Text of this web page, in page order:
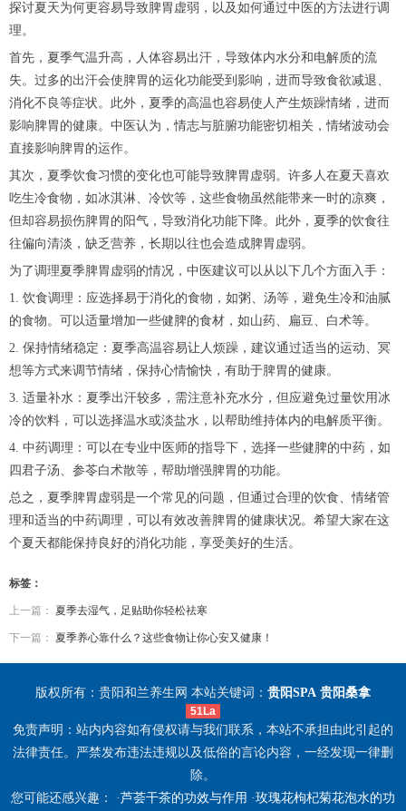
探讨夏天为何更容易导致脾胃虚弱，以及如何通过中医的方法进行调
理。
首先，夏季气温升高，人体容易出汗，导致体内水分和电解质的流
失。过多的出汗会使脾胃的运化功能受到影响，进而导致食欲减退、
消化不良等症状。此外，夏季的高温也容易使人产生烦躁情绪，进而
影响脾胃的健康。中医认为，情志与脏腑功能密切相关，情绪波动会
直接影响脾胃的运作。
其次，夏季饮食习惯的变化也可能导致脾胃虚弱。许多人在夏天喜欢
吃生冷食物，如冰淇淋、冷饮等，这些食物虽然能带来一时的凉爽，
但却容易损伤脾胃的阳气，导致消化功能下降。此外，夏季的饮食往
往偏向清淡，缺乏营养，长期以往也会造成脾胃虚弱。
为了调理夏季脾胃虚弱的情况，中医建议可以从以下几个方面入手：
1. 饮食调理：应选择易于消化的食物，如粥、汤等，避免生冷和油腻
的食物。可以适量增加一些健脾的食材，如山药、扁豆、白术等。
2. 保持情绪稳定：夏季高温容易让人烦躁，建议通过适当的运动、冥
想等方式来调节情绪，保持心情愉快，有助于脾胃的健康。
3. 适量补水：夏季出汗较多，需注意补充水分，但应避免过量饮用冰
冷的饮料，可以选择温水或淡盐水，以帮助维持体内的电解质平衡。
4. 中药调理：可以在专业中医师的指导下，选择一些健脾的中药，如
四君子汤、参苓白术散等，帮助增强脾胃的功能。
总之，夏季脾胃虚弱是一个常见的问题，但通过合理的饮食、情绪管
理和适当的中药调理，可以有效改善脾胃的健康状况。希望大家在这
个夏天都能保持良好的消化功能，享受美好的生活。
标签：
上一篇： 夏季去湿气，足贴助你轻松祛寒
下一篇： 夏季养心靠什么？这些食物让你心安又健康！
版权所有：贵阳和兰养生网 本站关键词： 贵阳SPA 贵阳桑拿
51La
免责声明：站内内容如有侵权请与我们联系，本站不承担由此引起的
法律责任。严禁发布违法违规以及低俗的言论内容，一经发现一律删
除。
您可能还感兴趣： ·芦荟干茶的功效与作用 ·玫瑰花枸杞菊花泡水的功